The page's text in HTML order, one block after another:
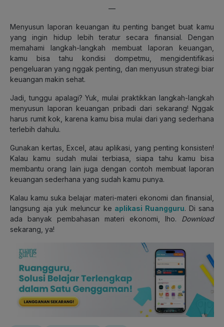
—
Menyusun laporan keuangan itu penting banget buat kamu
yang ingin hidup lebih teratur secara finansial. Dengan
memahami langkah-langkah membuat laporan keuangan,
kamu bisa tahu kondisi dompetmu, mengidentifikasi
pengeluaran yang nggak penting, dan menyusun strategi biar
keuangan makin sehat.
Jadi, tunggu apalagi? Yuk, mulai praktikkan langkah-langkah
menyusun laporan keuangan pribadi dari sekarang! Nggak
harus rumit kok, karena kamu bisa mulai dari yang sederhana
terlebih dahulu.
Gunakan kertas, Excel, atau aplikasi, yang penting konsisten!
Kalau kamu sudah mulai terbiasa, siapa tahu kamu bisa
membantu orang lain juga dengan contoh membuat laporan
keuangan sederhana yang sudah kamu punya.
Kalau kamu suka belajar materi-materi ekonomi dan finansial,
langsung aja yuk meluncur ke aplikasi Ruangguru. Di sana
ada banyak pembahasan materi ekonomi, lho. Download
sekarang, ya!